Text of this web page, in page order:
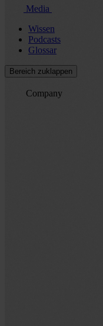
Media
Wissen
Podcasts
Glossar
Bereich zuklappen
Company